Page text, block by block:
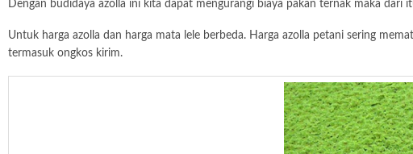
Dengan budidaya azolla ini kita dapat mengurangi biaya pakan ternak maka
Untuk harga azolla dan harga mata lele berbeda. Harga azolla petani sering
termasuk ongkos kirim.